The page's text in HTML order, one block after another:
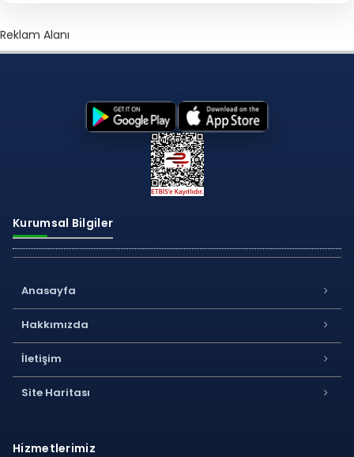
Reklam Alanı
Kurumsal Bilgiler
Anasayfa
Hakkımızda
İletişim
Site Haritası
Hizmetlerimiz